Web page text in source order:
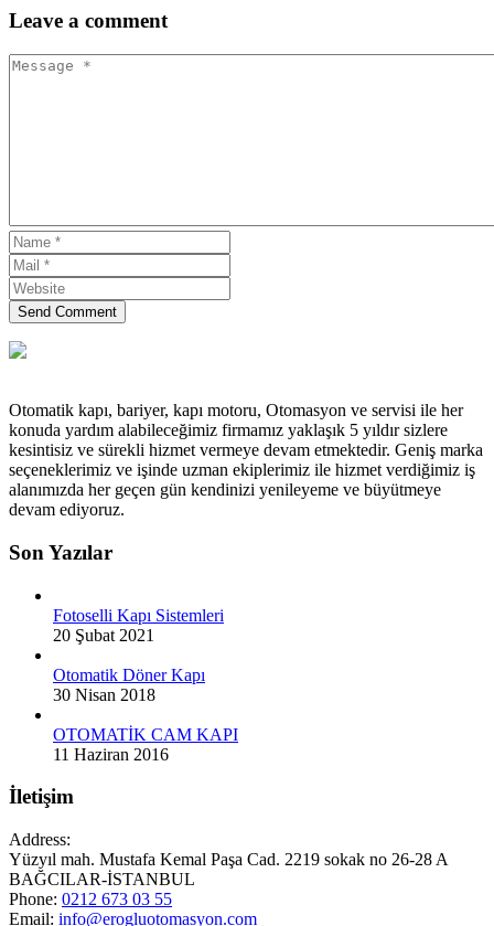
Leave a comment
Send Comment
Otomatik kapı, bariyer, kapı motoru, Otomasyon ve servisi ile her
konuda yardım alabileceğimiz firmamız yaklaşık 5 yıldır sizlere
kesintisiz ve sürekli hizmet vermeye devam etmektedir. Geniş marka
seçeneklerimiz ve işinde uzman ekiplerimiz ile hizmet verdiğimiz iş
alanımızda her geçen gün kendinizi yenileyeme ve büyütmeye
devam ediyoruz.
Son Yazılar
Fotoselli Kapı Sistemleri
20 Şubat 2021
Otomatik Döner Kapı
30 Nisan 2018
OTOMATİK CAM KAPI
11 Haziran 2016
İletişim
Address:
Yüzyıl mah. Mustafa Kemal Paşa Cad. 2219 sokak no 26-28 A
BAĞCILAR-İSTANBUL
Phone: 0212 673 03 55
Email: info@erogluotomasyon.com